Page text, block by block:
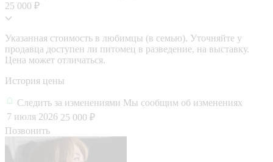
25 000 ₽
Указанная стоимость в любимцы (в семью). Уточняйте у
продавца доступен ли питомец в разведение, на выставку.
Цена может отличаться.
История цены
Следить за изменениями Мы сообщим об изменениях
7 июля 2026 25 000 ₽
Позвонить